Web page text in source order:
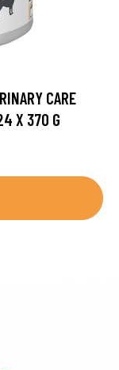
CARE
X 370 G